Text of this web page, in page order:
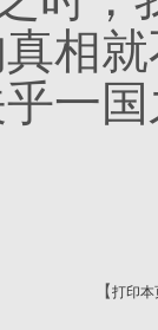
相
一
【打印本